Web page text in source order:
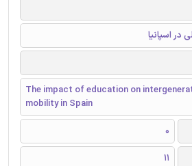
در اسپانیا
The impact of education on
mobility in Spain
0
11